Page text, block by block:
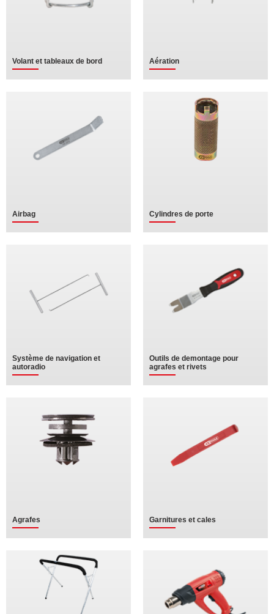
Volant et tableaux de bord Aération
Airbag Cylindres de porte
Système de navigation et
autoradio
Outils de demontage pour
agrafes et rivets
Agrafes Garnitures et cales